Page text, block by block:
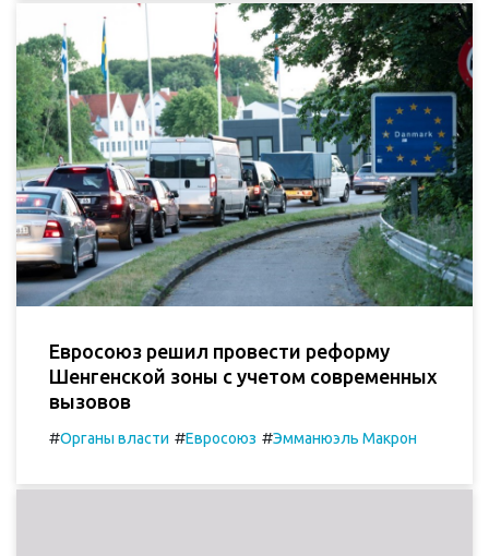
Евросоюз решил провести реформу
Шенгенской зоны с учетом современных
вызовов
#Органы власти #Евроcоюз #Эмманюэль Макрон